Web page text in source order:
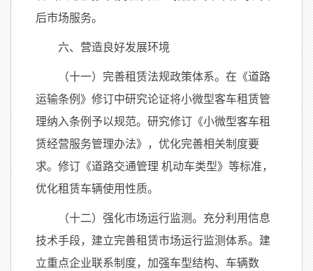
后市场服务。
六、营造良好发展环境
（十一）完善租赁法规政策体系。在《道路
运输条例》修订中研究论证将小微型客车租赁管
理纳入条例予以规范。研究修订《小微型客车租
赁经营服务管理办法》，优化完善相关制度要
求。修订《道路交通管理 机动车类型》等标准，
优化租赁车辆使用性质。
（十二）强化市场运行监测。充分利用信息
技术手段，建立完善租赁市场运行监测体系。建
立重点企业联系制度，加强车型结构、车辆数